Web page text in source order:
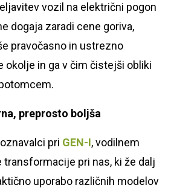
vozil na električni pogon
dogaja zaradi cene goriva,
pravočasno in ustrezno
okolje in ga v čim čistejši obliki
preprosto boljša
pri GEN-I, vodilnem
pri nas, ki že dalj
uporabo različnih modelov